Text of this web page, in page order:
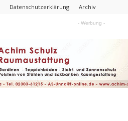
Datenschutzerklärung Archiv
- Werbung -